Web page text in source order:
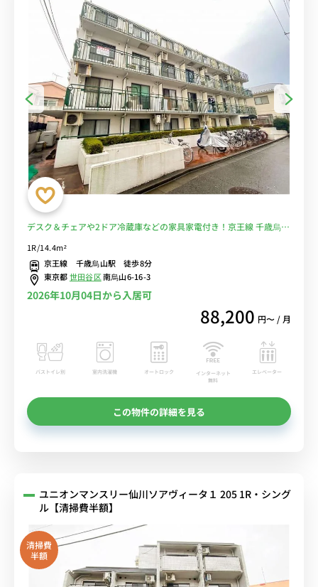
デスク＆チェアや2ドア冷蔵庫などの家具家電付き！京王線 千歳烏山
■選べるWi-Fi格安レンタル中！
1R/14.4m²
京王線 千歳烏山駅 徒歩8分
東京都世田谷区南烏山6-16-3
2026年10月04日から入居可
88,200 円〜 / 月
バストイレ別 室内洗濯機 オートロック
インターネット
無料
エレベーター
この物件の詳細を見る
ユニオンマンスリー仙川ソアヴィータ１ 205 1R・シング
ル【清掃費半額】
清掃費
半額